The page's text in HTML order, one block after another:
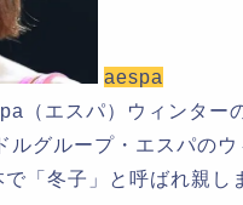
aespa
（エスパ）ウィンター
ルグループ・エスパの
「冬子」と呼ばれ親